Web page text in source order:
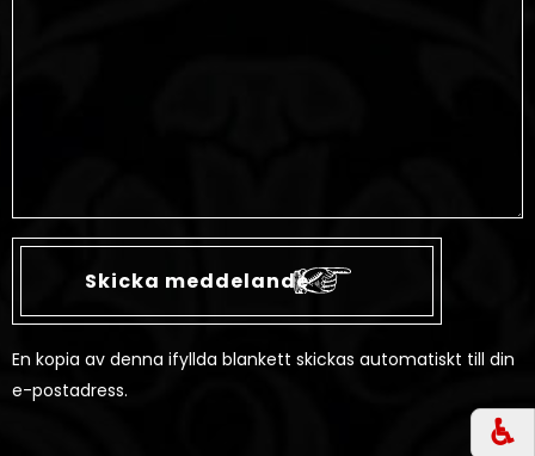
♿︎
En kopia av denna ifyllda blankett skickas automatiskt till din
e-postadress.